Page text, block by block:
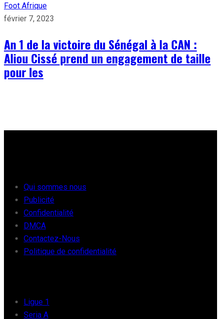
Foot Afrique
février 7, 2023
An 1 de la victoire du Sénégal à la CAN :
Aliou Cissé prend un engagement de taille
pour les
Qui sommes nous
Publicité
Confidentialité
DMCA
Contactez-Nous
Politique de confidentialité
Ligue 1
Seria A